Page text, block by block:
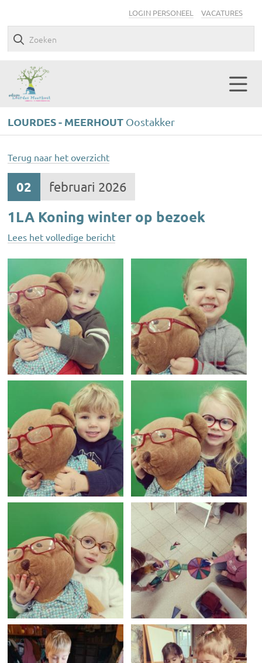
LOGIN PERSONEEL VACATURES
LOURDES - MEERHOUT Oostakker
Terug naar het overzicht
02 februari 2026
1LA Koning winter op bezoek
Lees het volledige bericht